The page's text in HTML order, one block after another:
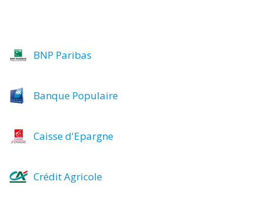
BNP Paribas
Banque Populaire
Caisse d'Epargne
Crédit Agricole